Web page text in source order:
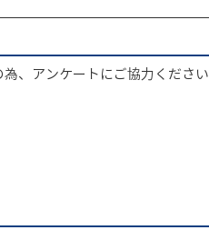
、アンケートにご協力ください